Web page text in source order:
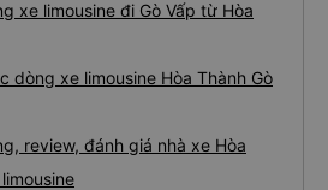
xe limousine đi Gò Vấp từ Hòa
dòng xe limousine Hòa Thành Gò
review, đánh giá nhà xe Hòa